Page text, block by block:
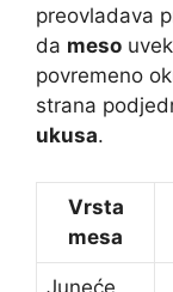
preovladava
da meso
povremeno
strana
ukusa.
Vrsta
mesa
Juneće